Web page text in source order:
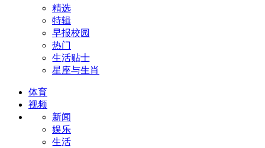
精选
特辑
早报校园
热门
生活贴士
星座与生肖
体育
视频
新闻
娱乐
生活